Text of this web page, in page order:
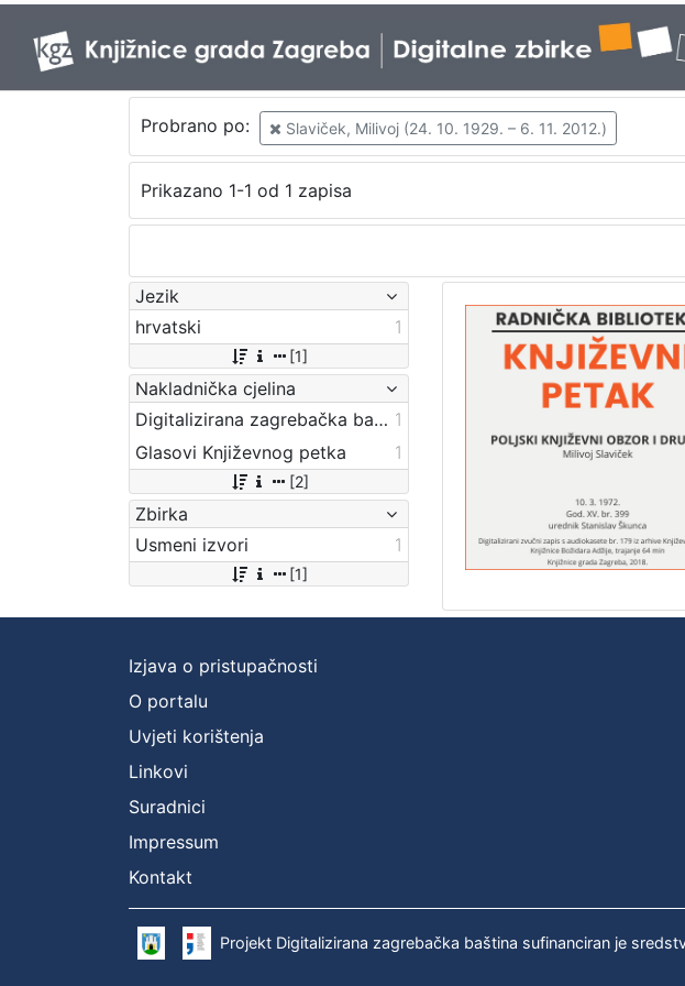
Probrano po: Slaviček, Milivoj (24. 10. 1929. – 6. 11. 2012.)
Prikazano 1-1 od 1 zapisa
Jezik
hrvatski
1
[1]
Nakladnička cjelina
Digitalizirana zagrebačka baština 1
Glasovi Književnog petka
1
[2]
Zbirka
Usmeni izvori
1
[1]
Izjava o pristupačnosti
O portalu
Uvjeti korištenja
Linkovi
Suradnici
Impressum
Kontakt
Projekt Digitalizirana zagrebačka baština sufinanciran je